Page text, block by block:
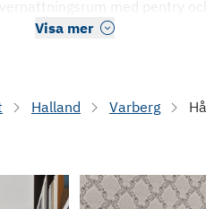
med pentry
Visa mer
Halland Varberg